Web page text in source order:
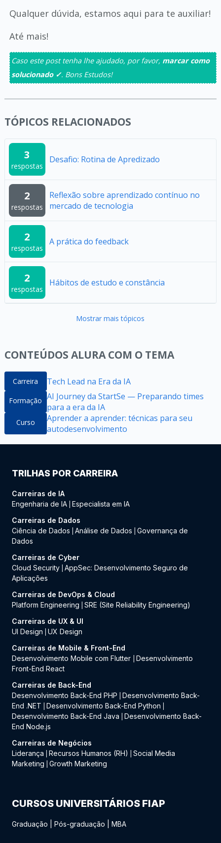
Qualquer dúvida, estamos aqui para te auxiliar!
Até mais!
Caso este post tenha lhe ajudado, por favor, marcar como
solucionado ✓. Bons Estudos!
TÓPICOS RELACIONADOS
3
respostas
Desafio: Rotina de Apredizado
2
respostas
Reflexão sobre aprendizado contínuo no
mercado de tecnologia
2
respostas
A prática do feedback
2
respostas
Hábitos de estudo e constância
Mostrar mais tópicos
CONTEÚDOS ALURA COM O TEMA
Carreira Tech Lead na Era da IA
Formação AI Journey da StartSe — Preparando times
para a era da IA
Curso
Aprender a aprender: técnicas para seu
autodesenvolvimento
TRILHAS POR CARREIRA
Carreiras de IA
Engenharia de IA Especialista em IA
Carreiras de Dados
Ciência de Dados
Análise de Dados
Governança de
Dados
Carreiras de Cyber
Cloud Security AppSec: Desenvolvimento Seguro de
Aplicações
Carreiras de DevOps & Cloud
Platform Engineering
SRE (Site Reliability Engineering)
Carreiras de UX & UI
UI Design
UX Design
Carreiras de Mobile & Front-End
Desenvolvimento Mobile com Flutter
Desenvolvimento
Front-End React
Carreiras de Back-End
Desenvolvimento Back-End PHP
Desenvolvimento Back-
End .NET
Desenvolvimento Back-End Python
Desenvolvimento Back-End Java
Desenvolvimento Back-
End Node.js
Carreiras de Negócios
Liderança
Recursos Humanos (RH)
Social Media
Marketing
Growth Marketing
CURSOS UNIVERSITÁRIOS FIAP
Graduação Pós-graduação MBA